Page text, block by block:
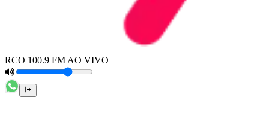
RCO 100.9 FM AO VIVO